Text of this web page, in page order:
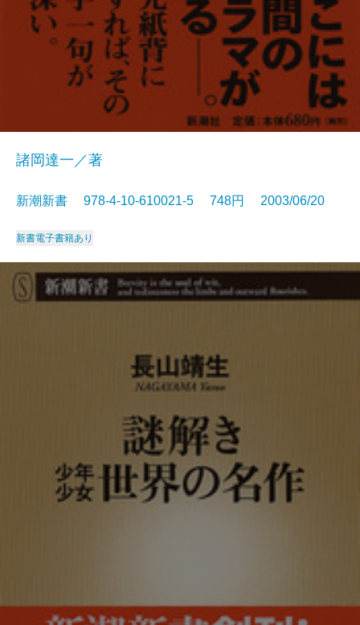
諸岡達一／著
新潮新書 978-4-10-610021-5 748円 2003/06/20
新書電子書籍あり